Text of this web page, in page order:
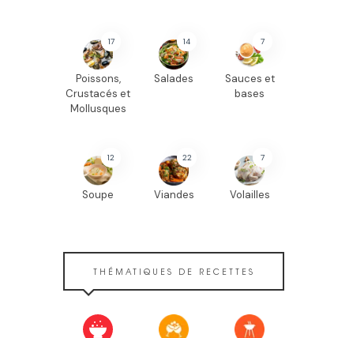
17
Poissons,
Crustacés et
Mollusques
14
Salades
7
Sauces et
bases
12
Soupe
22
Viandes
7
Volailles
THÉMATIQUES DE RECETTES